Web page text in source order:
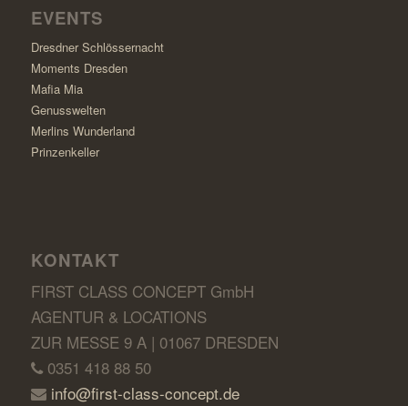
EVENTS
Dresdner Schlössernacht
Moments Dresden
Mafia Mia
Genusswelten
Merlins Wunderland
Prinzenkeller
KONTAKT
FIRST CLASS CONCEPT GmbH
AGENTUR & LOCATIONS
ZUR MESSE 9 A | 01067 DRESDEN
0351 418 88 50
info@first-class-concept.de